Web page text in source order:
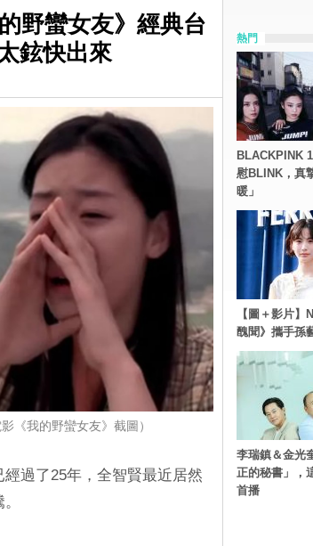
野蠻女友》經典台
鉉快出來
《我的野蠻女友》截圖）
過了25年，全智賢最近居然
熱門
BLACKPINK
慰BLINK，真
暖」
【圖＋影片
醜聞》攜手孫
李瑞鎮＆金光
正的秘書」，
首播